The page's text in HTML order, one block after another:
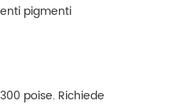
pigmenti
poise. Richiede